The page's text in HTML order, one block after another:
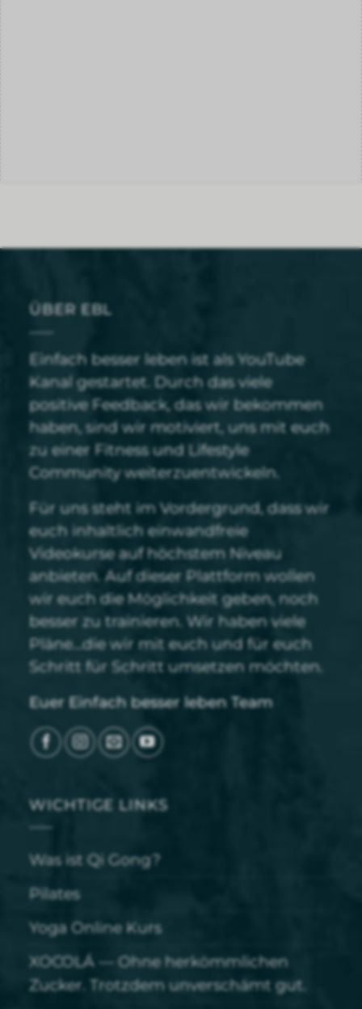
ÜBER EBL
Einfach besser leben ist als YouTube
Kanal gestartet. Durch das viele
positive Feedback, das wir bekommen
haben, sind wir motiviert, uns mit euch
zu einer Fitness und Lifestyle
Community weiterzuentwickeln.
Für uns steht im Vordergrund, dass wir
euch inhaltlich einwandfreie
Videokurse auf höchstem Niveau
anbieten. Auf dieser Plattform wollen
wir euch die Möglichkeit geben, noch
besser zu trainieren. Wir haben viele
Pläne…die wir mit euch und für euch
Schritt für Schritt umsetzen möchten.
Euer Einfach besser leben Team
WICHTIGE LINKS
Was ist Qi Gong?
Pilates
Yoga Online Kurs
XOCOLÁ — Ohne herkömmlichen
Zucker. Trotzdem unverschämt gut.